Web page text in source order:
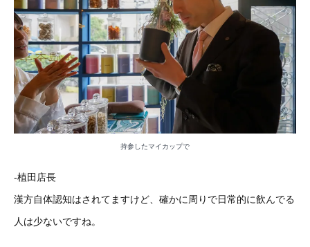
持参したマイカップで
-植田店長
漢方自体認知はされてますけど、確かに周りで日常的に飲んでる
人は少ないですね。